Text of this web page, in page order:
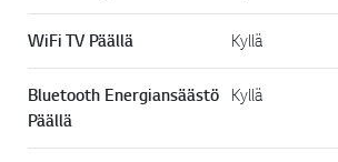
WiFi TV Päällä Kyllä
Bluetooth Energiansäästö
Päällä
Kyllä